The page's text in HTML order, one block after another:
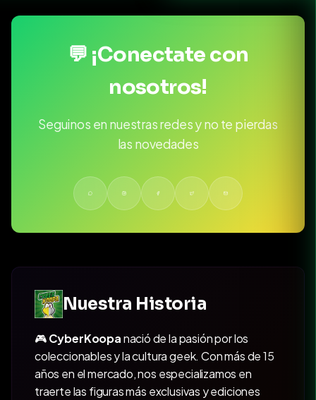
💬 ¡Conectate con
nosotros!
Seguinos en nuestras redes y no te pierdas
las novedades
Nuestra Historia
🎮CyberKoopanació de la pasión por los
coleccionables y la cultura geek. Con más de 15
años en el mercado, nos especializamos en
traerte las figuras más exclusivas y ediciones